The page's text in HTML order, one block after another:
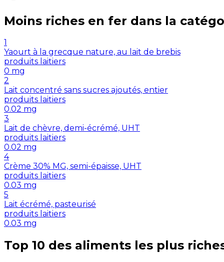
Moins riches en fer dans la
1
Yaourt à la grecque nature, au lait de brebis
produits laitiers
0 mg
2
Lait concentré sans sucres ajoutés, entier
produits laitiers
0.02 mg
3
Lait de chèvre, demi-écrémé, UHT
produits laitiers
0.02 mg
4
Crème 30% MG, semi-épaisse, UHT
produits laitiers
0.03 mg
5
Lait écrémé, pasteurisé
produits laitiers
0.03 mg
Top 10 des aliments les plus